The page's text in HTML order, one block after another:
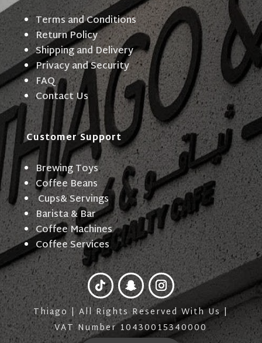
Terms and Conditions
Return Policy
Shipping and Delivery
Privacy and Security
FAQ
Contact Us
Customer Support
Brewing Toys
Coffee Beans
Cups& Servings
Barista & Bar
Coffee Machines
Coffee Services
Thiago | All Rights Reserved With Us |
VAT Number 10430015340000